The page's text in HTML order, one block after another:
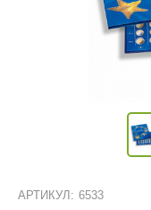
АРТИКУЛ: 6533